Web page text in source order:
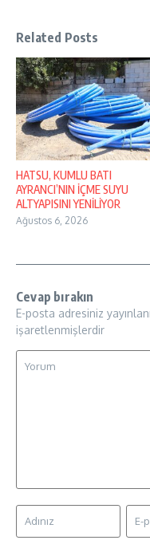
Related Posts
HATSU, KUMLU BATI
AYRANCI’NIN İÇME SUYU
ALTYAPISINI YENİLİYOR
Ağustos 6, 2026
Cevap bırakın
E-posta adresiniz
işaretlenmişlerdir